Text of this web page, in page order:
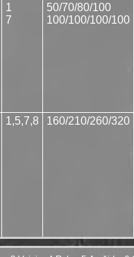
1
7
50/70/80/100
100/100/100/100
1,5,7,8 160/210/260/320